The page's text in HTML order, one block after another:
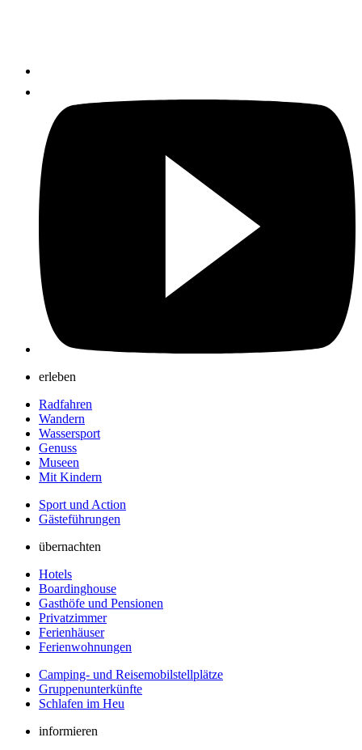
erleben
Radfahren
Wandern
Wassersport
Genuss
Museen
Mit Kindern
Sport und Action
Gästeführungen
übernachten
Hotels
Boardinghouse
Gasthöfe und Pensionen
Privatzimmer
Ferienhäuser
Ferienwohnungen
Camping- und Reisemobilstellplätze
Gruppenunterkünfte
Schlafen im Heu
informieren